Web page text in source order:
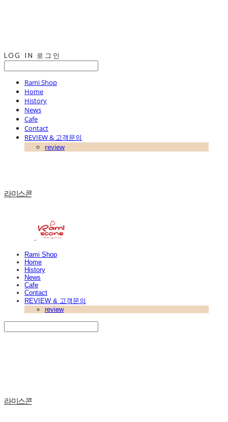
LOG IN 로그인
Rami Shop
Home
History
News
Cafe
Contact
REVIEW & 고객문의
review
라미스콘
Rami Shop
Home
History
News
Cafe
Contact
REVIEW & 고객문의
review
라미스콘